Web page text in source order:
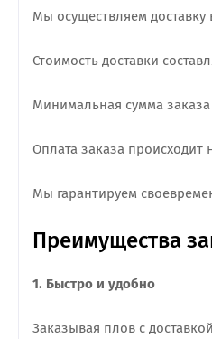
Мы осуществляем доставку
Стоимость доставки
Минимальная сумма заказа
Оплата заказа
Мы гарантируем
Преимущества
1. Быстро и удобно
Заказывая плов с